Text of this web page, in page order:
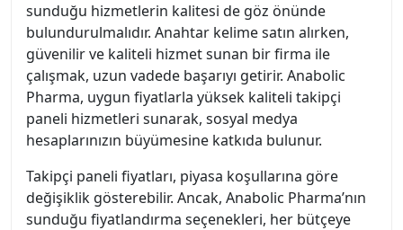
sunduğu hizmetlerin kalitesi de göz önünde
bulundurulmalıdır. Anahtar kelime satın alırken,
güvenilir ve kaliteli hizmet sunan bir firma ile
çalışmak, uzun vadede başarıyı getirir. Anabolic
Pharma, uygun fiyatlarla yüksek kaliteli takipçi
paneli hizmetleri sunarak, sosyal medya
hesaplarınızın büyümesine katkıda bulunur.
Takipçi paneli fiyatları, piyasa koşullarına göre
değişiklik gösterebilir. Ancak, Anabolic Pharma’nın
sunduğu fiyatlandırma seçenekleri, her bütçeye